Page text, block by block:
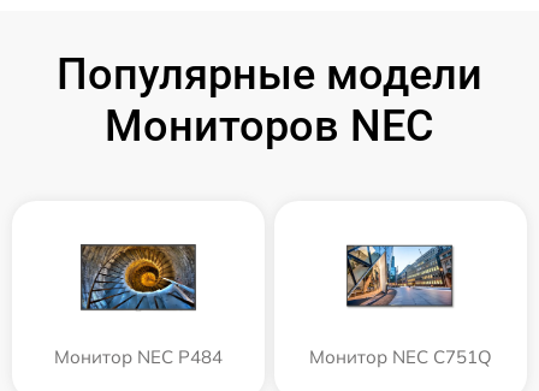
Популярные модели
Мониторов NEC
Монитор NEC P484 Монитор NEC C751Q